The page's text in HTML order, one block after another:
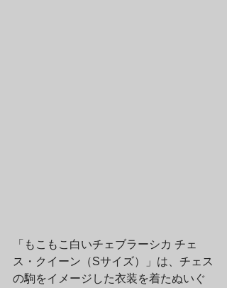
「もこもこ白いチェブラーシカ チェ
ス・クイーン（Sサイズ）」は、チェス
の駒をイメージした衣装を着たぬいぐ